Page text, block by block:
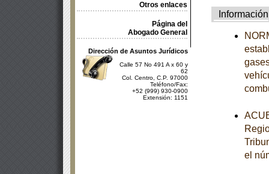
Otros enlaces
Página del
Abogado General
Dirección de Asuntos Jurídicos
Calle 57 No 491 A x 60 y
62
Col. Centro, C.P. 97000
Teléfono/Fax:
+52 (999) 930-0900
Extensión: 1151
Información
el